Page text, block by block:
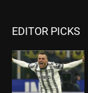
EDITOR PICKS